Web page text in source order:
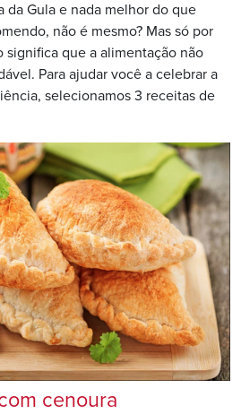
da Gula e nada melhor do que
não é mesmo? Mas só por
significa que a alimentação não
Para ajudar você a celebrar a
selecionamos 3 receitas de
cenoura